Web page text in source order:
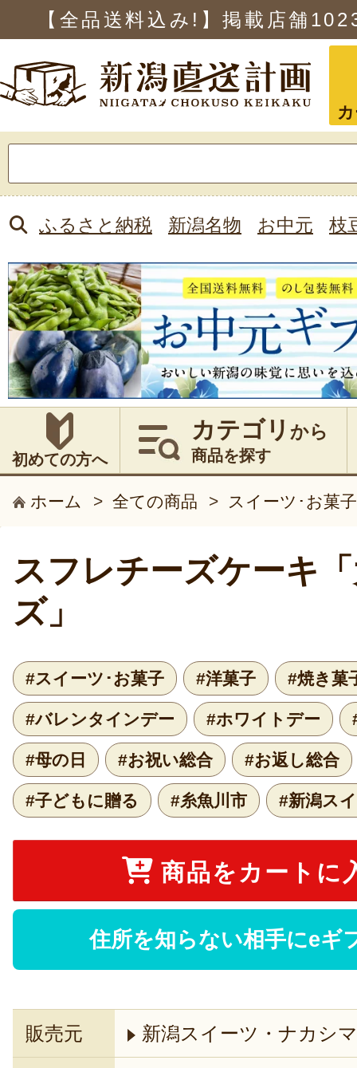
【全品送料込み!】掲載店舗
索:
ふるさと納税 新潟名物 お中元 枝
初めての方へ
カテゴリ から
商品を探す
ホーム > 全ての商品 > スイーツ･お菓子
スフレチーズケーキ
ズ」
#スイーツ･お菓子 #洋菓子 #焼き菓
#バレンタインデー #ホワイトデー
#母の日 #お祝い総合 #お返し総合
#子どもに贈る #糸魚川市 #新潟ス
商品をカートに
住所を知らない相手にeギ
販売元 新潟スイーツ・ナカシマ